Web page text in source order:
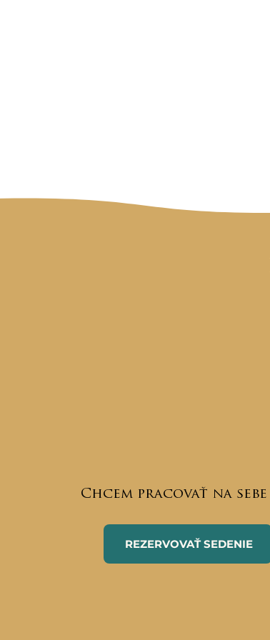
Chcem pracovať na sebe
REZERVOVAŤ SEDENIE